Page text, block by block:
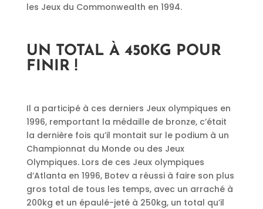
les Jeux du Commonwealth en 1994.
UN TOTAL À 450KG POUR
FINIR !
Il a participé à ces derniers Jeux olympiques en
1996, remportant la médaille de bronze, c’était
la dernière fois qu’il montait sur le podium à un
Championnat du Monde ou des Jeux
Olympiques. Lors de ces Jeux olympiques
d’Atlanta en 1996, Botev a réussi à faire son plus
gros total de tous les temps, avec un arraché à
200kg et un épaulé-jeté à 250kg, un total qu’il